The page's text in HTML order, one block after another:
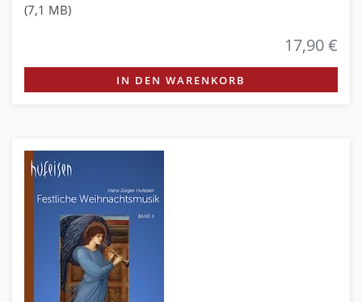
(7,1 MB)
17,90 €
IN DEN WARENKORB